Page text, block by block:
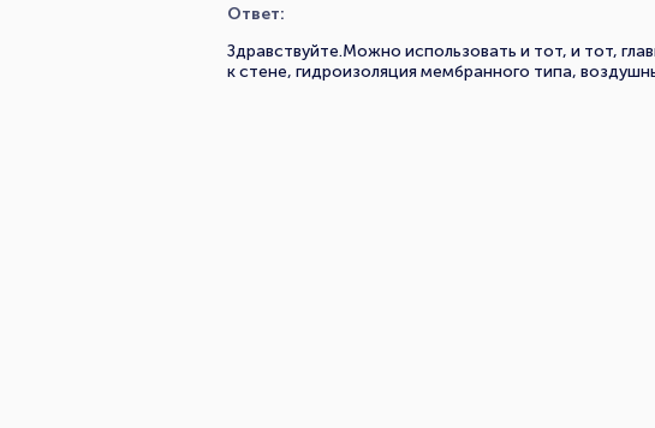
Ответ:
Здравствуйте.Можно использовать и тот, и тот,
к стене, гидроизоляция мембранного типа,